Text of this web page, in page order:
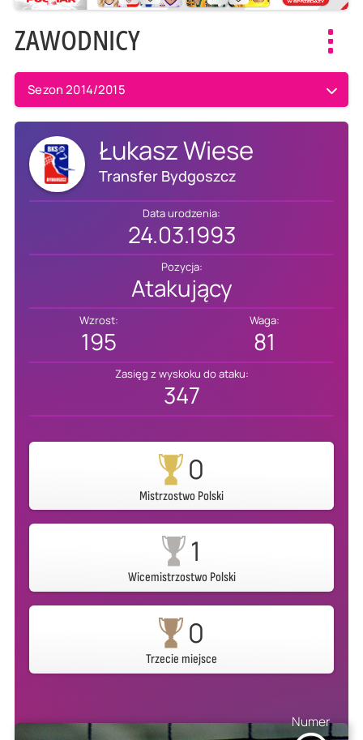
ZAWODNICY
Sezon 2014/2015
Łukasz Wiese
Transfer Bydgoszcz
Data urodzenia:
24.03.1993
Pozycja:
Atakujący
Wzrost:
195
Waga:
81
Zasięg z wyskoku do ataku:
347
0
Mistrzostwo Polski
1
Wicemistrzostwo Polski
0
Trzecie miejsce
Numer